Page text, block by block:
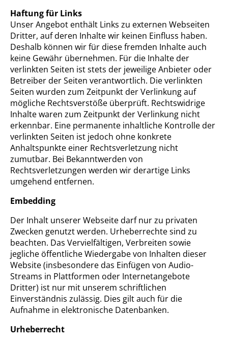
Haftung für Links
Unser Angebot enthält Links zu externen Webseiten
Dritter, auf deren Inhalte wir keinen Einfluss haben.
Deshalb können wir für diese fremden Inhalte auch
keine Gewähr übernehmen. Für die Inhalte der
verlinkten Seiten ist stets der jeweilige Anbieter oder
Betreiber der Seiten verantwortlich. Die verlinkten
Seiten wurden zum Zeitpunkt der Verlinkung auf
mögliche Rechtsverstöße überprüft. Rechtswidrige
Inhalte waren zum Zeitpunkt der Verlinkung nicht
erkennbar. Eine permanente inhaltliche Kontrolle der
verlinkten Seiten ist jedoch ohne konkrete
Anhaltspunkte einer Rechtsverletzung nicht
zumutbar. Bei Bekanntwerden von
Rechtsverletzungen werden wir derartige Links
umgehend entfernen.
Embedding
Der Inhalt unserer Webseite darf nur zu privaten
Zwecken genutzt werden. Urheberrechte sind zu
beachten. Das Vervielfältigen, Verbreiten sowie
jegliche öffentliche Wiedergabe von Inhalten dieser
Website (insbesondere das Einfügen von Audio-
Streams in Plattformen oder Internetangebote
Dritter) ist nur mit unserem schriftlichen
Einverständnis zulässig. Dies gilt auch für die
Aufnahme in elektronische Datenbanken.
Urheberrecht